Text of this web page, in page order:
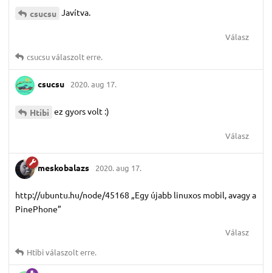
csucsu Javítva.
Válasz
csucsuválaszolt erre.
csucsu 2020. aug 17.
Htibi ez gyors volt :)
Válasz
meskobalazs 2020. aug 17.
http://ubuntu.hu/node/45168 „Egy újabb linuxos mobil, avagy a
PinePhone”
Válasz
Htibiválaszolt erre.